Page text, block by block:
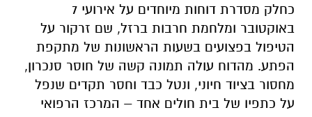
כחלק מסדרת דוחות מיוחדים על אירועי 7
באוקטובר ומלחמת חרבות ברזל, שם זרקור על
הטיפול בפצועים בשעות הראשונות של מתקפת
הפתע. מהדוח עולה תמונה קשה של חוסר סנכרון,
מחסור בציוד חיוני, ונטל כבד וחסר תקדים שנפל
על כתפיו של בית חולים אחד – המרכז הרפואי